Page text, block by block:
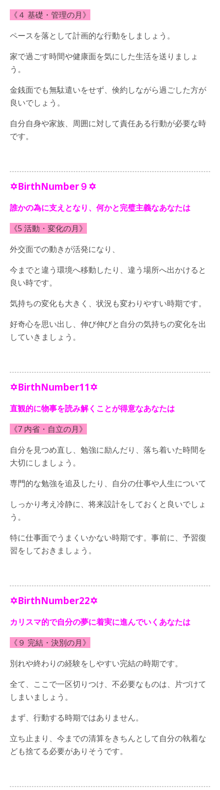
《４ 基礎・管理の月》
ペースを落として計画的な行動をしましょう。
家で過ごす時間や健康面を気にした生活を送りましょ
う。
金銭面でも無駄遣いをせず、倹約しながら過ごした方が
良いでしょう。
自分自身や家族、周囲に対して責任ある行動が必要な時
です。
✡BirthNumber９✡
誰かの為に支えとなり、何かと完璧主義なあなたは
《5 活動・変化の月》
外交面での動きが活発になり、
今までと違う環境へ移動したり、違う場所へ出かけると
良い時です。
気持ちの変化も大きく、状況も変わりやすい時期です。
好奇心を思い出し、伸び伸びと自分の気持ちの変化を出
していきましょう。
✡BirthNumber11✡
直観的に物事を読み解くことが得意なあなたは
《7 内省・自立の月》
自分を見つめ直し、勉強に励んだり、落ち着いた時間を
大切にしましょう。
専門的な勉強を追及したり、自分の仕事や人生について
しっかり考え冷静に、将来設計をしておくと良いでしょ
う。
特に仕事面でうまくいかない時期です。事前に、予習復
習をしておきましょう。
✡BirthNumber22✡
カリスマ的で自分の夢に着実に進んでいくあなたは
《９ 完結・決別の月》
別れや終わりの経験をしやすい完結の時期です。
全て、ここで一区切りつけ、不必要なものは、片づけて
しまいましょう。
まず、行動する時期ではありません。
立ち止まり、今までの清算をきちんとして自分の執着な
ども捨てる必要がありそうです。